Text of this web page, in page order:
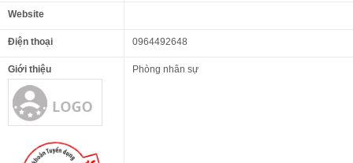
Website
Điện thoại 0964492648
Giới thiệu Phòng nhân sự